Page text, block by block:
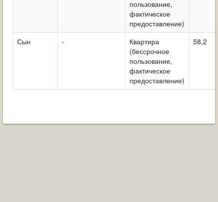
пользование,
фактическое
предоставление)
Сын -
Квартира
(бессрочное
пользование,
фактическое
предоставление)
58,2